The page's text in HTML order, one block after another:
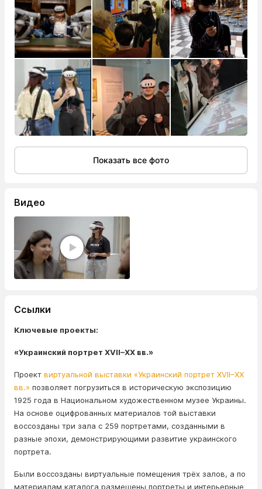
Показать все фото
Видео
Ссылки
Ключевые проекты:
«Украинский портрет XVII–XX вв.»
Проект виртуальной выставки «Украинский портрет XVII–XX
вв.» позволяет погрузиться в историческую экспозицию
1925 года в Национальном художественном музее Украины.
На основе оцифрованных материалов той выставки
воссозданы три зала с 259 портретами, созданными в
разные эпохи, демонстрирующими развитие украинского
портрета.
Были воссозданы виртуальные помещения трёх залов, а по
материалам каталога размещены портреты и интерьерные